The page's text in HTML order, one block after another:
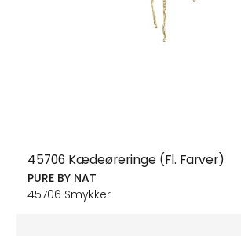
45706 Kædeøreringe (Fl. Farver)
PURE BY NAT
45706 Smykker